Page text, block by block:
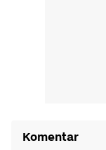
Komentar